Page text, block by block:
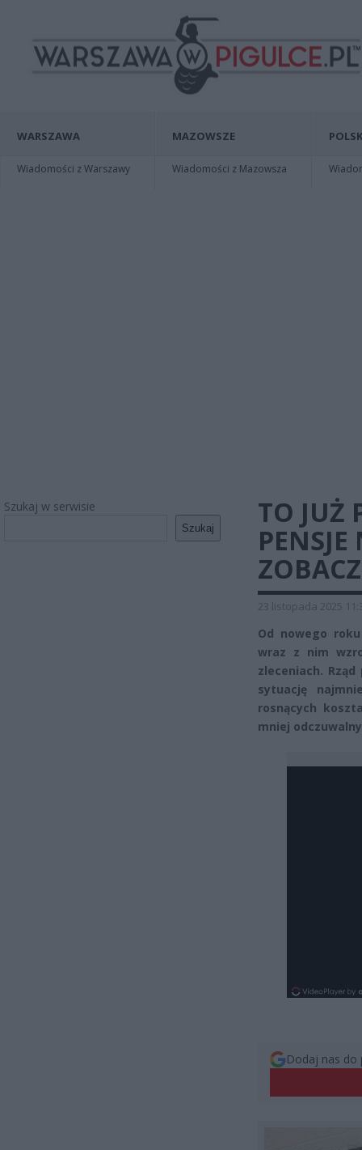
WARSZAWA
Wiadomości z Warszawy
MAZOWSZE
Wiadomości z Mazowsza
Szukaj w serwisie
Szukaj
TO JUŻ
23 listopada 2025
Od nowego
wraz z nim
zleceniach.
sytuację
rosnących
mniej
Dodaj nas do